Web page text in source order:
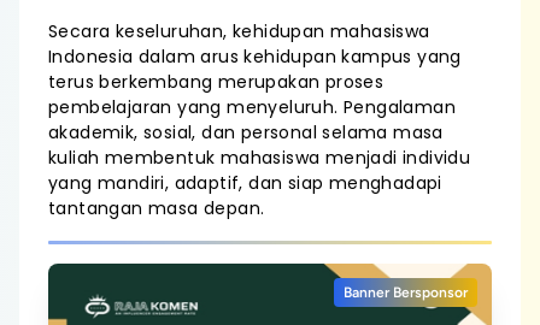
Secara keseluruhan, kehidupan mahasiswa
Indonesia dalam arus kehidupan kampus yang
terus berkembang merupakan proses
pembelajaran yang menyeluruh. Pengalaman
akademik, sosial, dan personal selama masa
kuliah membentuk mahasiswa menjadi individu
yang mandiri, adaptif, dan siap menghadapi
tantangan masa depan.
Banner Bersponsor